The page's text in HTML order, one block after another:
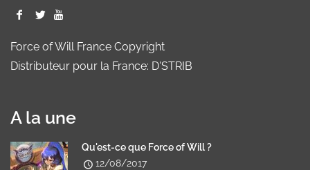
Force of Will France Copyright
Distributeur pour la France: D'STRIB
A la une
Qu'est-ce que Force of Will ?
12/08/2017